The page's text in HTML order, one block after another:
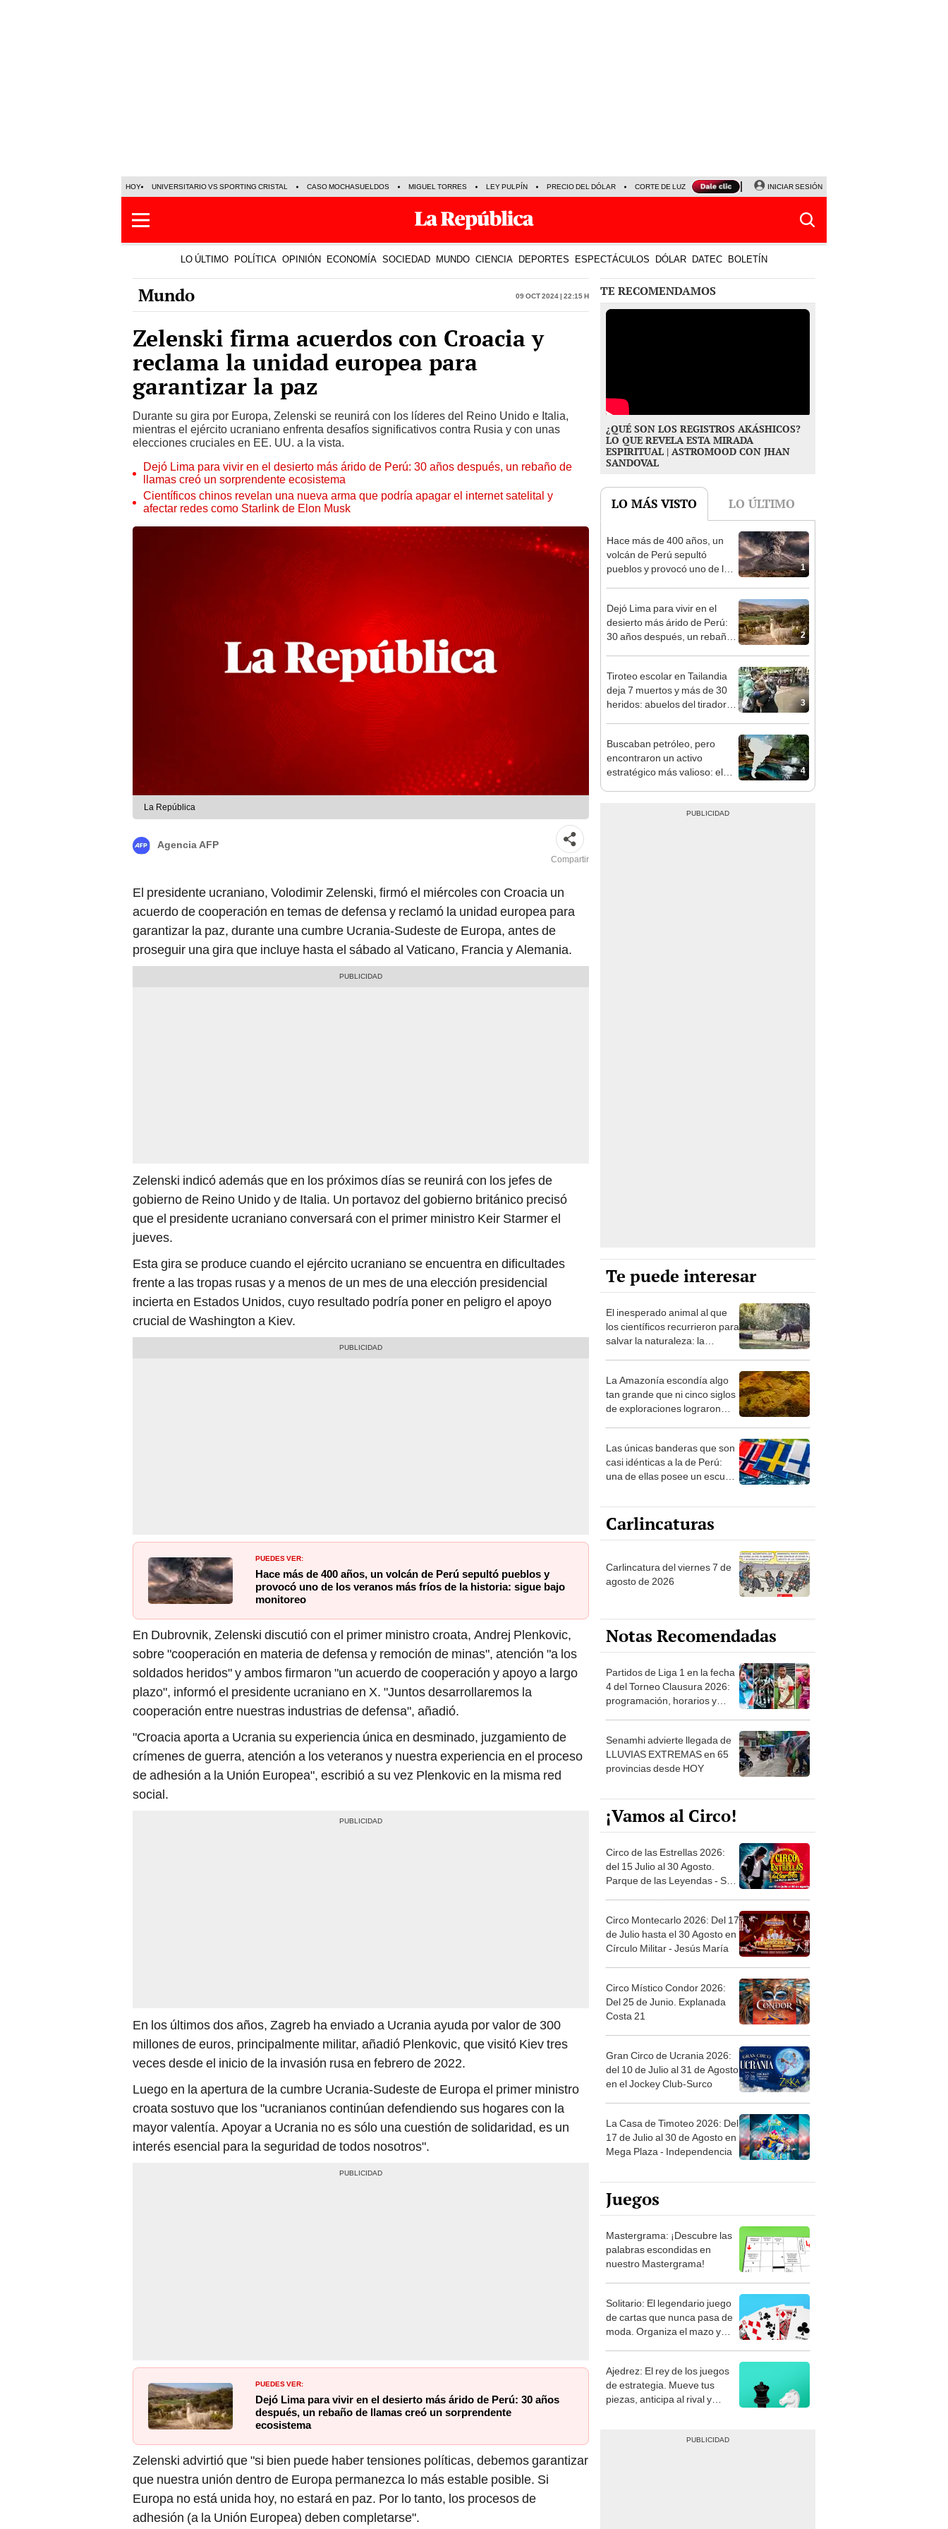
HOY UNIVERSITARIO VS SPORTING CRISTAL CASO MOCHASUELDOS MIGUEL TORRES LEY PULPÍN PRECIO DEL DÓLAR CORTE DE LUZ VIERNES 7 DE AGOSTO ALBERTO BENAVIDES
INICIAR SESIÓN
LO ÚLTIMO POLÍTICA OPINIÓN ECONOMÍA SOCIEDAD MUNDO CIENCIA DEPORTES ESPECTÁCULOS DÓLAR DATEC BOLETÍN
Mundo 09 Oct 2024 | 22:15 h
Zelenski firma acuerdos con Croacia y
reclama la unidad europea para
garantizar la paz
Durante su gira por Europa, Zelenski se reunirá con los líderes del Reino Unido e Italia,
mientras el ejército ucraniano enfrenta desafíos significativos contra Rusia y con unas
elecciones cruciales en EE. UU. a la vista.
Dejó Lima para vivir en el desierto más árido de Perú: 30 años después, un rebaño de
llamas creó un sorprendente ecosistema
Científicos chinos revelan una nueva arma que podría apagar el internet satelital y
afectar redes como Starlink de Elon Musk
La República
Agencia AFP
Compartir
El presidente ucraniano, Volodimir Zelenski, firmó el miércoles con Croacia un
acuerdo de cooperación en temas de defensa y reclamó la unidad europea para
garantizar la paz, durante una cumbre Ucrania-Sudeste de Europa, antes de
proseguir una gira que incluye hasta el sábado al Vaticano, Francia y Alemania.
Zelenski indicó además que en los próximos días se reunirá con los jefes de
gobierno de Reino Unido y de Italia. Un portavoz del gobierno británico precisó
que el presidente ucraniano conversará con el primer ministro Keir Starmer el
jueves.
Esta gira se produce cuando el ejército ucraniano se encuentra en dificultades
frente a las tropas rusas y a menos de un mes de una elección presidencial
incierta en Estados Unidos, cuyo resultado podría poner en peligro el apoyo
crucial de Washington a Kiev.
PUEDES VER:
Hace más de 400 años, un volcán de Perú sepultó pueblos y
provocó uno de los veranos más fríos de la historia: sigue bajo
monitoreo
En Dubrovnik, Zelenski discutió con el primer ministro croata, Andrej Plenkovic,
sobre "cooperación en materia de defensa y remoción de minas", atención "a los
soldados heridos" y ambos firmaron "un acuerdo de cooperación y apoyo a largo
plazo", informó el presidente ucraniano en X. "Juntos desarrollaremos la
cooperación entre nuestras industrias de defensa", añadió.
"Croacia aporta a Ucrania su experiencia única en desminado, juzgamiento de
crímenes de guerra, atención a los veteranos y nuestra experiencia en el proceso
de adhesión a la Unión Europea", escribió a su vez Plenkovic en la misma red
social.
En los últimos dos años, Zagreb ha enviado a Ucrania ayuda por valor de 300
millones de euros, principalmente militar, añadió Plenkovic, que visitó Kiev tres
veces desde el inicio de la invasión rusa en febrero de 2022.
Luego en la apertura de la cumbre Ucrania-Sudeste de Europa el primer ministro
croata sostuvo que los "ucranianos continúan defendiendo sus hogares con la
mayor valentía. Apoyar a Ucrania no es sólo una cuestión de solidaridad, es un
interés esencial para la seguridad de todos nosotros".
PUEDES VER:
Dejó Lima para vivir en el desierto más árido de Perú: 30 años
después, un rebaño de llamas creó un sorprendente
ecosistema
Zelenski advirtió que "si bien puede haber tensiones políticas, debemos garantizar
que nuestra unión dentro de Europa permanezca lo más estable posible. Si
Europa no está unida hoy, no estará en paz. Por lo tanto, los procesos de
adhesión (a la Unión Europea) deben completarse".
TE RECOMENDAMOS
¿QUÉ SON LOS REGISTROS AKÁSHICOS?
LO QUE REVELA ESTA MIRADA
ESPIRITUAL | ASTROMOOD CON JHAN
SANDOVAL
LO MÁS VISTO LO ÚLTIMO
1
Hace más de 400 años, un
volcán de Perú sepultó
pueblos y provocó uno de los
2
Dejó Lima para vivir en el
desierto más árido de Perú:
30 años después, un rebaño
3
Tiroteo escolar en Tailandia
deja 7 muertos y más de 30
heridos: abuelos del tirador
4
Buscaban petróleo, pero
encontraron un activo
estratégico más valioso: el
comparten cuatro países de
Te puede interesar
El inesperado animal al que
los científicos recurrieron para
salvar la naturaleza: la
desierto en un paisaje con
más vida
La Amazonía escondía algo
tan grande que ni cinco siglos
de exploraciones lograron
sabía sobre su pasado
Las únicas banderas que son
casi idénticas a la de Perú:
una de ellas posee un escudo
Carlincaturas
Carlincatura del viernes 7 de
agosto de 2026
Notas Recomendadas
Partidos de Liga 1 en la fecha
4 del Torneo Clausura 2026:
programación, horarios y
Senamhi advierte llegada de
LLUVIAS EXTREMAS en 65
provincias desde HOY
¡Vamos al Circo!
Circo de las Estrellas 2026:
del 15 Julio al 30 Agosto.
Parque de las Leyendas - San
Circo Montecarlo 2026: Del 17
de Julio hasta el 30 Agosto en
Círculo Militar - Jesús María
Circo Místico Condor 2026:
Del 25 de Junio. Explanada
Costa 21
Gran Circo de Ucrania 2026:
del 10 de Julio al 31 de Agosto
en el Jockey Club-Surco
La Casa de Timoteo 2026: Del
17 de Julio al 30 de Agosto en
Mega Plaza - Independencia
Juegos
Mastergrama: ¡Descubre las
palabras escondidas en
nuestro Mastergrama!
Solitario: El legendario juego
de cartas que nunca pasa de
moda. Organiza el mazo y
Ajedrez: El rey de los juegos
de estrategia. Mueve tus
piezas, anticipa al rival y